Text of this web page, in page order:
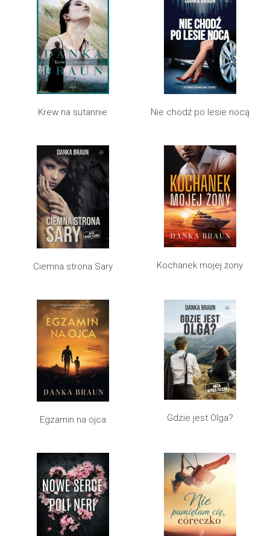
Krew na sutannie Nie chodź po lesie nocą
Ciemna strona Sary Kochanek mojej żony
Egzamin na ojca Gdzie jest Olga?